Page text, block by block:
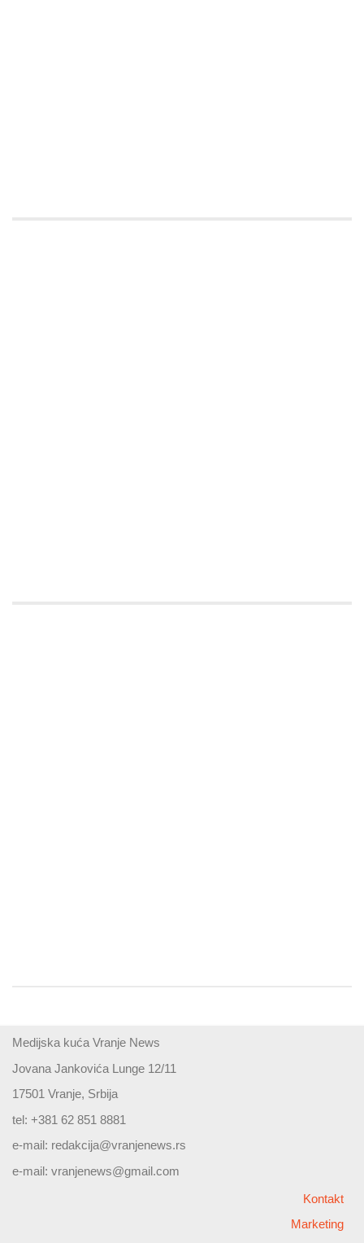
Medijska kuća Vranje News
Jovana Jankovića Lunge 12/11
17501 Vranje, Srbija
tel: +381 62 851 8881
e-mail: redakcija@vranjenews.rs
e-mail: vranjenews@gmail.com
Kontakt
Marketing